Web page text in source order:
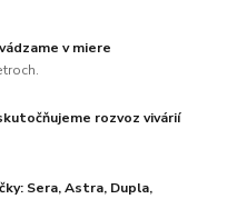
v miere
rozvoz vivárií
Sera, Astra, Dupla,